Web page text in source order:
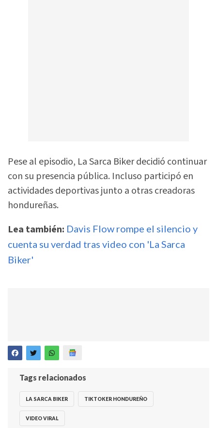
Pese al episodio, La Sarca Biker decidió continuar
con su presencia pública. Incluso participó en
actividades deportivas junto a otras creadoras
hondureñas.
Lea también: Davis Flow rompe el silencio y
cuenta su verdad tras video con 'La Sarca
Biker'
Tags relacionados
LA SARCA BIKER TIKTOKER HONDUREÑO
VIDEO VIRAL